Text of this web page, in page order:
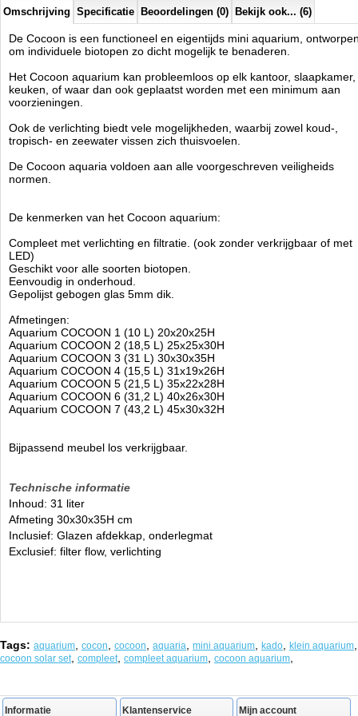
Technische informatie
Inhoud: 31 liter
Afmeting 30x30x35H cm
Inclusief: Glazen afdekkap, onderlegmat
Aquatic Nature
Manufactured by:
Aquatic Nature
Model:AN-02322
Product ID:
122 49.95 Available from: Aquariumonderdelen.nl 2026-08-17 Pre-
OrderNew
Omschrijving Specificatie Beoordelingen (0) Bekijk ook... (6)
De Cocoon is een functioneel en eigentijds mini aquarium,
om individuele biotopen zo dicht mogelijk te benaderen.
Het Cocoon aquarium kan probleemloos op elk kantoor, slaapkamer,
keuken, of waar dan ook geplaatst worden met een minimum aan
voorzieningen.
Ook de verlichting biedt vele mogelijkheden, waarbij zowel koud-,
tropisch- en zeewater vissen zich thuisvoelen.
De Cocoon aquaria voldoen aan alle voorgeschreven veiligheids
normen.
De kenmerken van het Cocoon aquarium:
Compleet met verlichting en filtratie. (ook zonder verkrijgbaar of met
LED)
Geschikt voor alle soorten biotopen.
Eenvoudig in onderhoud.
Gepolijst gebogen glas 5mm dik.
Afmetingen:
Aquarium COCOON 1 (10 L) 20x20x25H
Aquarium COCOON 2 (18,5 L) 25x25x30H
Aquarium COCOON 3 (31 L) 30x30x35H
Aquarium COCOON 4 (15,5 L) 31x19x26H
Aquarium COCOON 5 (21,5 L) 35x22x28H
Aquarium COCOON 6 (31,2 L) 40x26x30H
Aquarium COCOON 7 (43,2 L) 45x30x32H
Bijpassend meubel los verkrijgbaar.
Technische informatie
Inhoud: 31 liter
Afmeting 30x30x35H cm
Inclusief: Glazen afdekkap, onderlegmat
Exclusief: filter flow, verlichting
Tags: aquarium cocon cocoon aquaria mini aquarium kado klein aquarium
cocoon solar set compleet compleet aquarium cocoon aquarium
Informatie Klantenservice Mijn account